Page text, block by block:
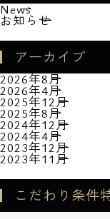
News
お知らせ
アーカイブ
2026年8月
2026年4月
2025年12月
2025年8月
2024年12月
2024年4月
2023年12月
2023年11月
こだわり条件